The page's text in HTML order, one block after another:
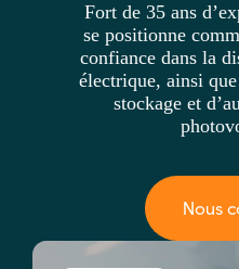
Fort de 35 ans
se positionne
confiance dans la
électrique, ainsi
stockage et
Nous